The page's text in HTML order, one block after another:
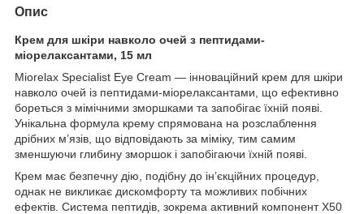
Опис
Крем для шкіри навколо очей з пептидами-
міорелаксантами, 15 мл
Miorelax Specialist Eye Cream — інноваційний крем для шкіри
навколо очей із пептидами-міорелаксантами, що ефективно
бореться з мімічними зморшками та запобігає їхній появі.
Унікальна формула крему спрямована на розслаблення
дрібних м’язів, що відповідають за міміку, тим самим
зменшуючи глибину зморшок і запобігаючи їхній появі.
Крем має безпечну дію, подібну до ін’єкційних процедур,
однак не викликає дискомфорту та можливих побічних
ефектів. Система пептидів, зокрема активний компонент X50